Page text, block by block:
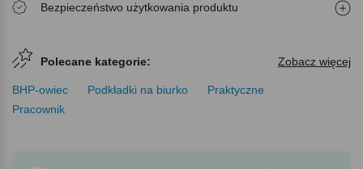
Bezpieczeństwo użytkowania produktu
Polecane kategorie: Zobacz więcej
BHP-owiec Podkładki na biurko
Praktyczne
Pracownik